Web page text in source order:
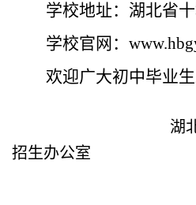
学校地址：湖北省
学校官网：
欢迎广大初中毕业生
湖
招生办公室